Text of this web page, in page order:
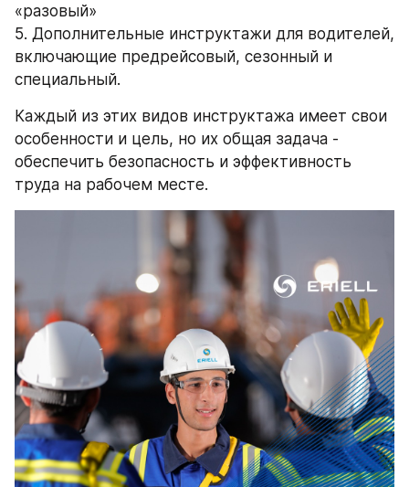
«разовый»
5. Дополнительные инструктажи для водителей,
включающие предрейсовый, сезонный и
специальный.
Каждый из этих видов инструктажа имеет свои
особенности и цель, но их общая задача -
обеспечить безопасность и эффективность
труда на рабочем месте.